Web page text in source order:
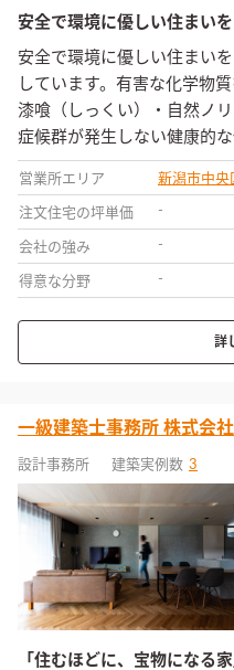
安全で環境に優しい住まい
安全で環境に優しい住まい
しています。有害な化学物
漆喰（しっくい）・自然ノ
症候群が発生しない健康的
営業所エリア 新潟市中央
注文住宅の坪単価 -
会社の強み -
得意な分野 -
詳
一級建築士事務所 株式会
設計事務所 建築実例数 3
「住むほどに、宝物になる